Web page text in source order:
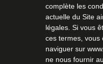
complète les
actuelle du Site
légales. Si vous
ces termes, vous
naviguer sur
ne nous fournir